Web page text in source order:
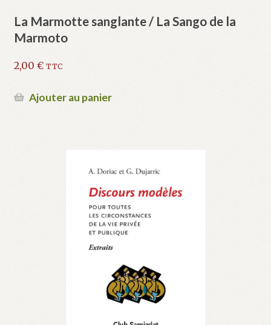
La Marmotte sanglante / La Sango de la
Marmoto
2,00 € TTC
Ajouter au panier